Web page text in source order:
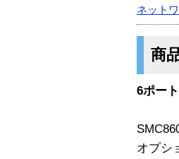
ネット
商
6ポー
オプシ